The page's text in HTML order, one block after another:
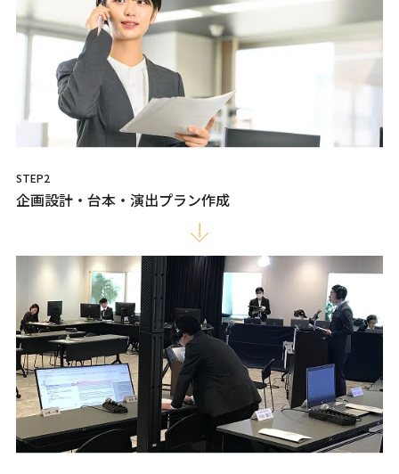
STEP2
企画設計・台本・演出プラン作成